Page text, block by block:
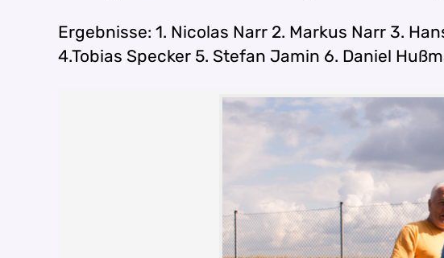
Ergebnisse: 1. Nicolas Narr 2. Markus Narr 3.
4.Tobias Specker 5. Stefan Jamin 6. Daniel